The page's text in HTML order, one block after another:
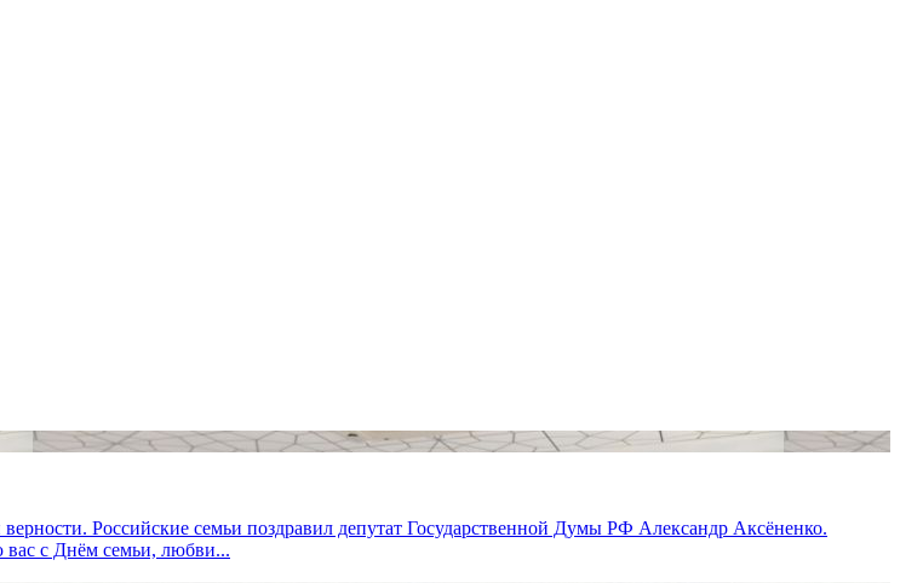
Российские семьи поздравил депутат Государственной Думы РФ Александр Аксёненко.
вас с Днём семьи, любви...